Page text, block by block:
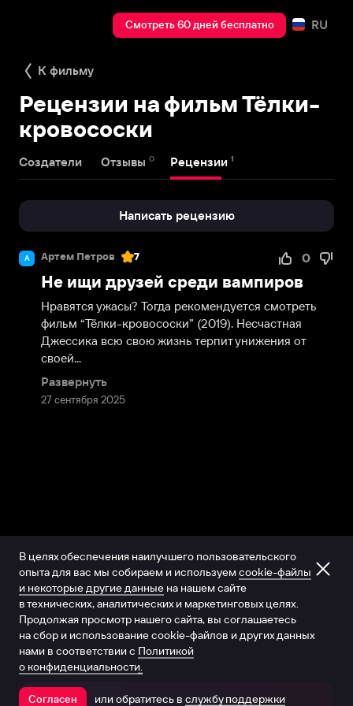
Смотреть 60 дней бесплатно RU
К фильму
Рецензии на фильм Тёлки-
кровососки
Создатели Отзывы 0 Рецензии 1
Написать рецензию
А Артем Петров
27 сентября 2025
7 0
Не ищи друзей среди вампиров
Нравятся ужасы? Тогда рекомендуется смотреть
фильм “Тёлки-кровососки” (2019). Несчастная
Джессика всю свою жизнь терпит унижения от
своей...
Развернуть
Открыть в приложении
В целях обеспечения наилучшего пользовательского
опыта для вас мы собираем и используем cookie-файлы
и некоторые другие данные на нашем сайте
в технических, аналитических и маркетинговых целях.
Продолжая просмотр нашего сайта, вы соглашаетесь
на сбор и использование cookie-файлов и других данных
нами в соответствии с Политикой
о конфиденциальности.
Согласен или обратитесь в службу поддержки